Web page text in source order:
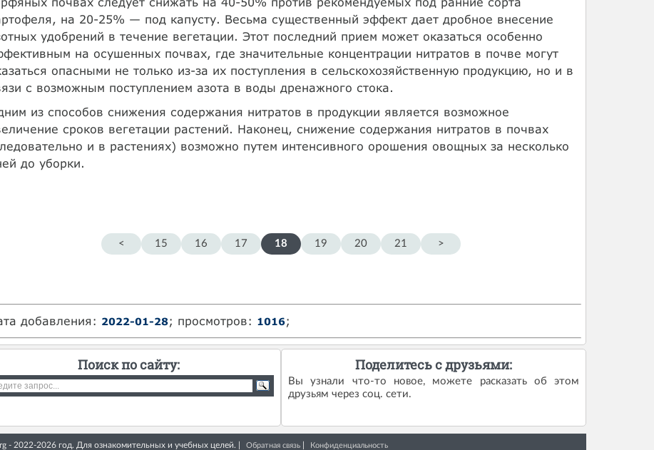
на 20-25% — под капусту. Весьма существенный эффект дает дробное внесение
удобрений в течение вегетации. Этот последний прием может оказаться особенно
на осушенных почвах, где значительные концентрации нитратов в почве могут
опасными не только из-за их поступления в сельскохозяйственную продукцию, но и в
с возможным поступлением азота в воды дренажного стока.
из способов снижения содержания нитратов в продукции является возможное
сроков вегетации растений. Наконец, снижение содержания нитратов в почвах
и в растениях) возможно путем интенсивного орошения овощных за несколько
до уборки.
< 15 16 17 18 19 20 21 >
добавления: 2022-01-28; просмотров: 1016;
Поделитесь с друзьями:
Вы узнали что-то новое, можете расказать об этом
друзьям через соц. сети.
Поиск по сайту:
- 2022-2026 год. Для ознакомительных и учебных целей. | Обратная связь Конфиденциальность